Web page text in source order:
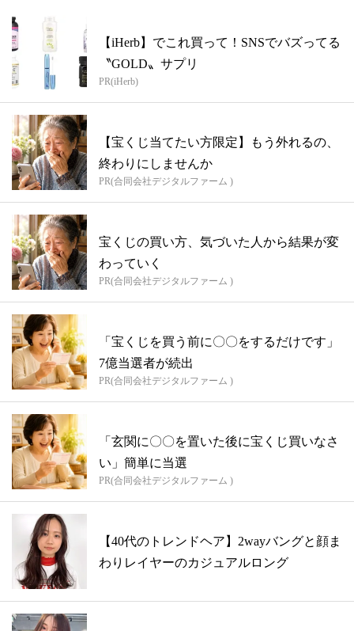
【iHerb】でこれ買って！SNSでバズってる
〝GOLD〟サプリ
PR(iHerb)
【宝くじ当てたい方限定】もう外れるの、
終わりにしませんか
PR(合同会社デジタルファーム )
宝くじの買い方、気づいた人から結果が変
わっていく
PR(合同会社デジタルファーム )
「宝くじを買う前に〇〇をするだけです」
7億当選者が続出
PR(合同会社デジタルファーム )
「玄関に〇〇を置いた後に宝くじ買いなさ
い」簡単に当選
PR(合同会社デジタルファーム )
【40代のトレンドヘア】2wayバングと顔ま
わりレイヤーのカジュアルロング